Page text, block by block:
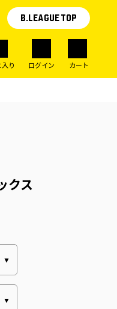
B.LEAGUE TOP
り ログイン カート
クス